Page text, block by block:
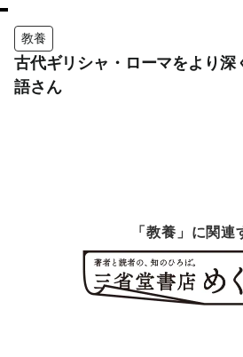
教養
古代ギリシャ・ローマをより深
語さん
「教養」に関連